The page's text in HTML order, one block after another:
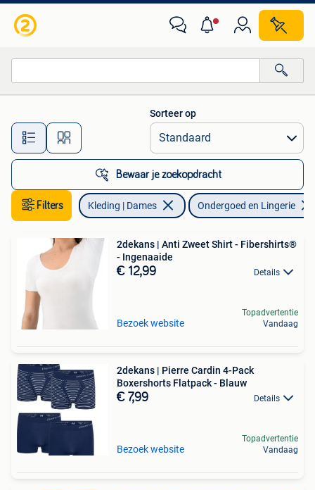
Alle afstanden…
Sorteer op
Bewaar je zoekopdracht
Filters Kleding | Dames Ondergoed en Lingerie
2dekans | Anti Zweet Shirt - Fibershirts®
- Ingenaaide
€ 12,99 Details
Bezoek website
Topadvertentie
Vandaag
2dekans | Pierre Cardin 4-Pack
Boxershorts Flatpack - Blauw
€ 7,99 Details
Bezoek website
Topadvertentie
Vandaag